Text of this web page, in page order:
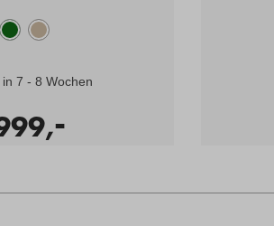
7 - 8 Wochen
-